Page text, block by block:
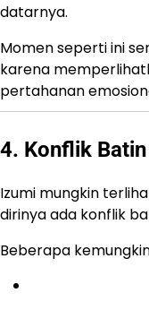
datarnya.
Momen seperti ini
karena
pertahanan
4. Konflik
Izumi mungkin
dirinya ada konflik
Beberapa